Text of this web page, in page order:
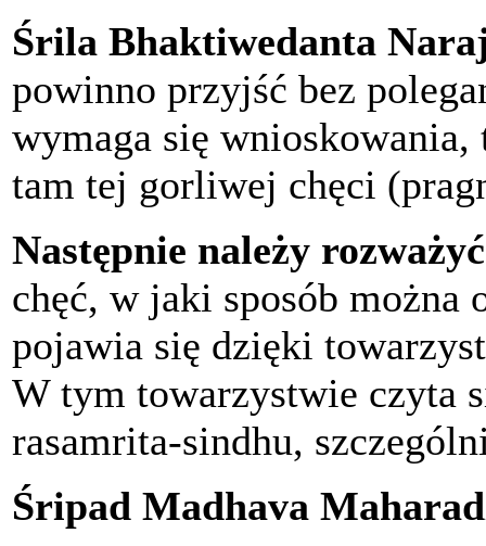
Śrila Bhaktiwedanta
powinno przyjść bez
wymaga się
tam tej gorliwej chęci
Następnie należy
chęć, w jaki sposób można
pojawia się dzięki
W tym towarzystwie czyta
rasamrita-sindhu,
Śripad Madhava